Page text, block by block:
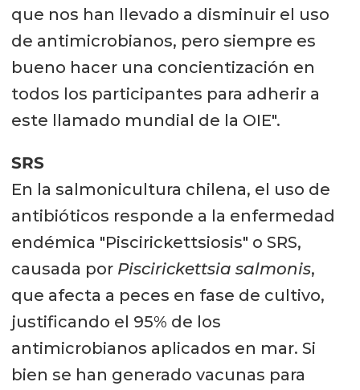
que nos han llevado a disminuir el uso
de antimicrobianos, pero siempre es
bueno hacer una concientización en
todos los participantes para adherir a
este llamado mundial de la OIE".
SRS
En la salmonicultura chilena, el uso de
antibióticos responde a la enfermedad
endémica "Piscirickettsiosis" o SRS,
causada por Piscirickettsia salmonis,
que afecta a peces en fase de cultivo,
justificando el 95% de los
antimicrobianos aplicados en mar. Si
bien se han generado vacunas para